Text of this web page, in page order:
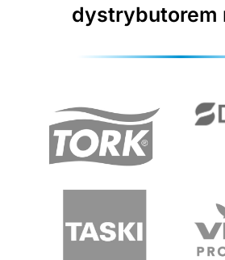
dystrybutorem